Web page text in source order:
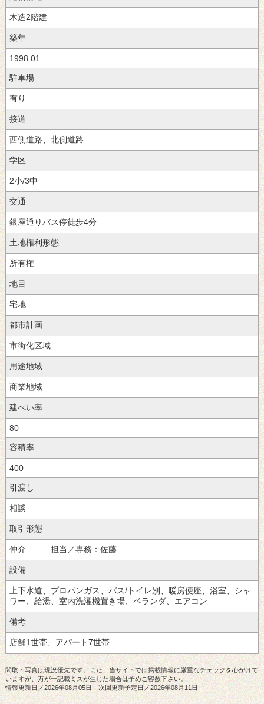
木造2階建
築年
1998.01
駐車場
有り
接道
西側道路、北側道路
学区
2小/3中
交通
銀座通りバス停徒歩4分
土地権利形態
所有権
地目
宅地
都市計画
市街化区域
用途地域
商業地域
建ぺい率
80
容積率
400
引渡し
相談
取引形態
仲介 担当／専務：佐藤
設備
上下水道、プロパンガス、バス/トイレ別、暖房便座、浴室、シャ
ワー、給湯、室内洗濯機置き場、ベランダ、エアコン
備考
店舗1世帯、アパート7世帯
間取・写真は現況優先です。また、当サイトでは掲載情報に厳重なチェックを心がけて
いますが、万が一記載ミスが生じた場合は予めご容赦下さい。
情報更新日／2026年08月05日 次回更新予定日／2026年08月11日